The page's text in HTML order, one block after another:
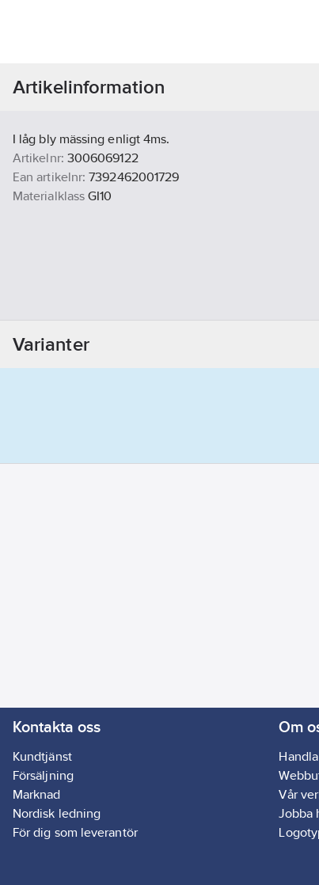
Artikelinformation
I låg bly mässing enligt 4ms.
Artikelnr: 3006069122
Ean artikelnr: 7392462001729
Materialklass GI10
Varianter
Kontakta oss
Kundtjänst
Försäljning
Marknad
Nordisk ledning
För dig som leverantör
Om
Vår
Jobba